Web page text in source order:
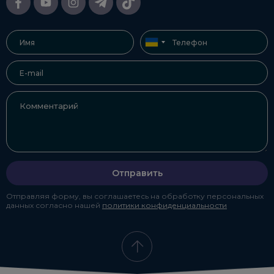
продукции для фулфилмента:
оружие и связанные с ним предметы;
живые животные и растения;
контрафакт и подделки;
рецептурные лекарства;
некоторые виды пищевых продуктов;
табак и связанные с ним товары, в том числе
электронные сигареты, жидкости для вейпов,
табачные аксессуары;
И ряд товаров с ограничениями:
продукты, косметика, БАДы требуют сертификации
на соответствие стандартам безопасности и
товары с ограниченным сроком годности должны
иметь достаточный запас для фулфилмента;
некоторые опасные материалы принимаются, но
требуют специального разрешения, маркировки и
Отправить
Отправляя форму, вы соглашаетесь на обработку персональных
данных согласно нашей политики конфиденциальности